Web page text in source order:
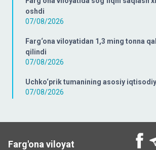
oshdi
07/08/2026
Farg‘ona viloyatidan 1,3 ming tonna
qilindi
07/08/2026
Uchko‘prik tumanining asosiy
07/08/2026
Farg'ona viloyat